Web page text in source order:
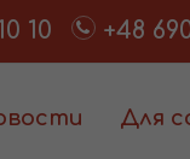
10 +48
Для